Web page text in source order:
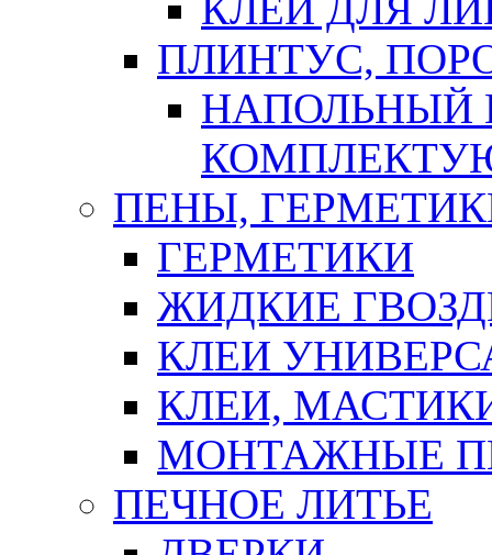
КЛЕЙ ДЛЯ
ПЛИНТУС,
НАПОЛЬНЫЙ
ПЕНЫ,
ГЕРМЕТИКИ
ЖИДКИЕ
КЛЕИ
КЛЕИ,
МОНТАЖНЫЕ
ПЕЧНОЕ ЛИТЬЕ